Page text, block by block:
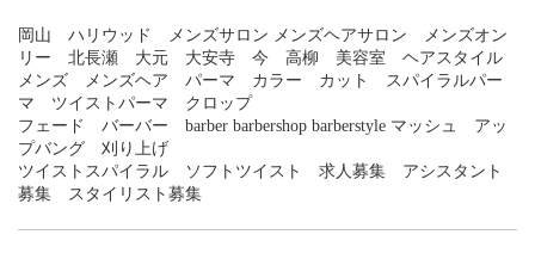
岡山 ハリウッド メンズサロン メンズヘアサロン メンズオン
リー 北長瀬 大元 大安寺 今 高柳 美容室 ヘアスタイル
メンズ メンズヘア パーマ カラー カット スパイラルパー
マ ツイストパーマ クロップ
フェード バーバー barber barbershop barberstyle マッシュ アッ
プバング 刈り上げ
ツイストスパイラル ソフトツイスト 求人募集 アシスタント
募集 スタイリスト募集